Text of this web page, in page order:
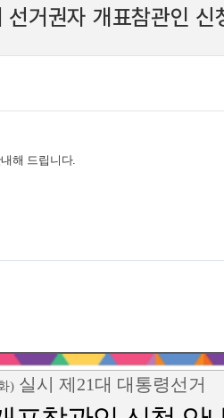
거권자 개표참관인 신
해 드립니다.